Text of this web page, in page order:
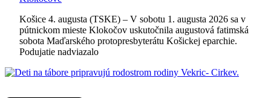
Košice 4. augusta (TSKE) – V sobotu 1. augusta 2026 sa v
pútnickom mieste Klokočov uskutočnila augustová fatimská
sobota Maďarského protopresbyterátu Košickej eparchie.
Podujatie nadviazalo